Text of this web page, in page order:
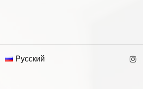
Русский